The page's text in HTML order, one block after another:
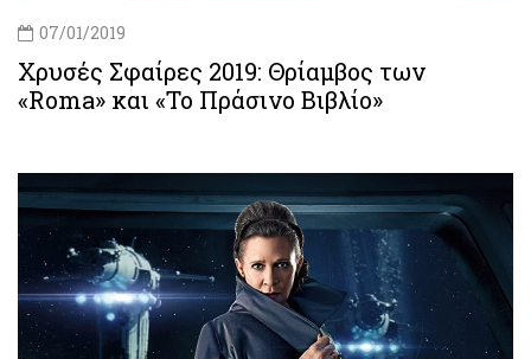
07/01/2019
Χρυσές Σφαίρες 2019: Θρίαμβος των
«Roma» και «Το Πράσινο Βιβλίο»